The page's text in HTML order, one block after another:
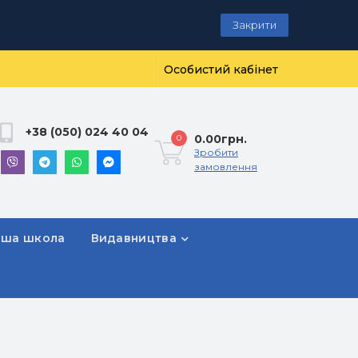
Закрити
Особистий кабінет
+38 (050) 024 40 04 0 0.00грн.
Зробити
замовлення
школа Видавництва